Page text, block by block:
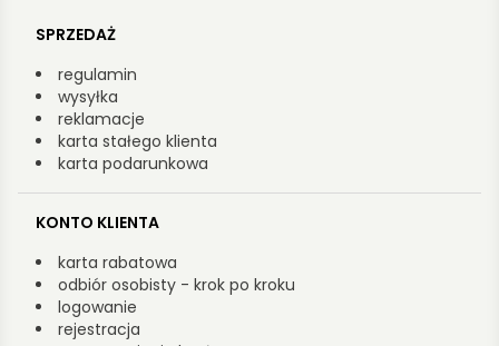
SPRZEDAŻ
regulamin
wysyłka
reklamacje
karta stałego klienta
karta podarunkowa
KONTO KLIENTA
karta rabatowa
odbiór osobisty - krok po kroku
logowanie
rejestracja